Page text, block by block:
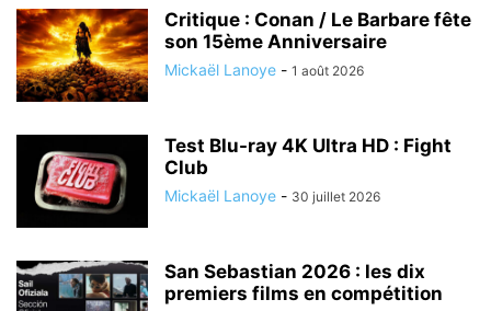
Critique : Conan / Le Barbare fête
son 15ème Anniversaire
Mickaël Lanoye - 1 août 2026
Test Blu-ray 4K Ultra HD : Fight
Club
Mickaël Lanoye - 30 juillet 2026
San Sebastian 2026 : les dix
premiers films en compétition